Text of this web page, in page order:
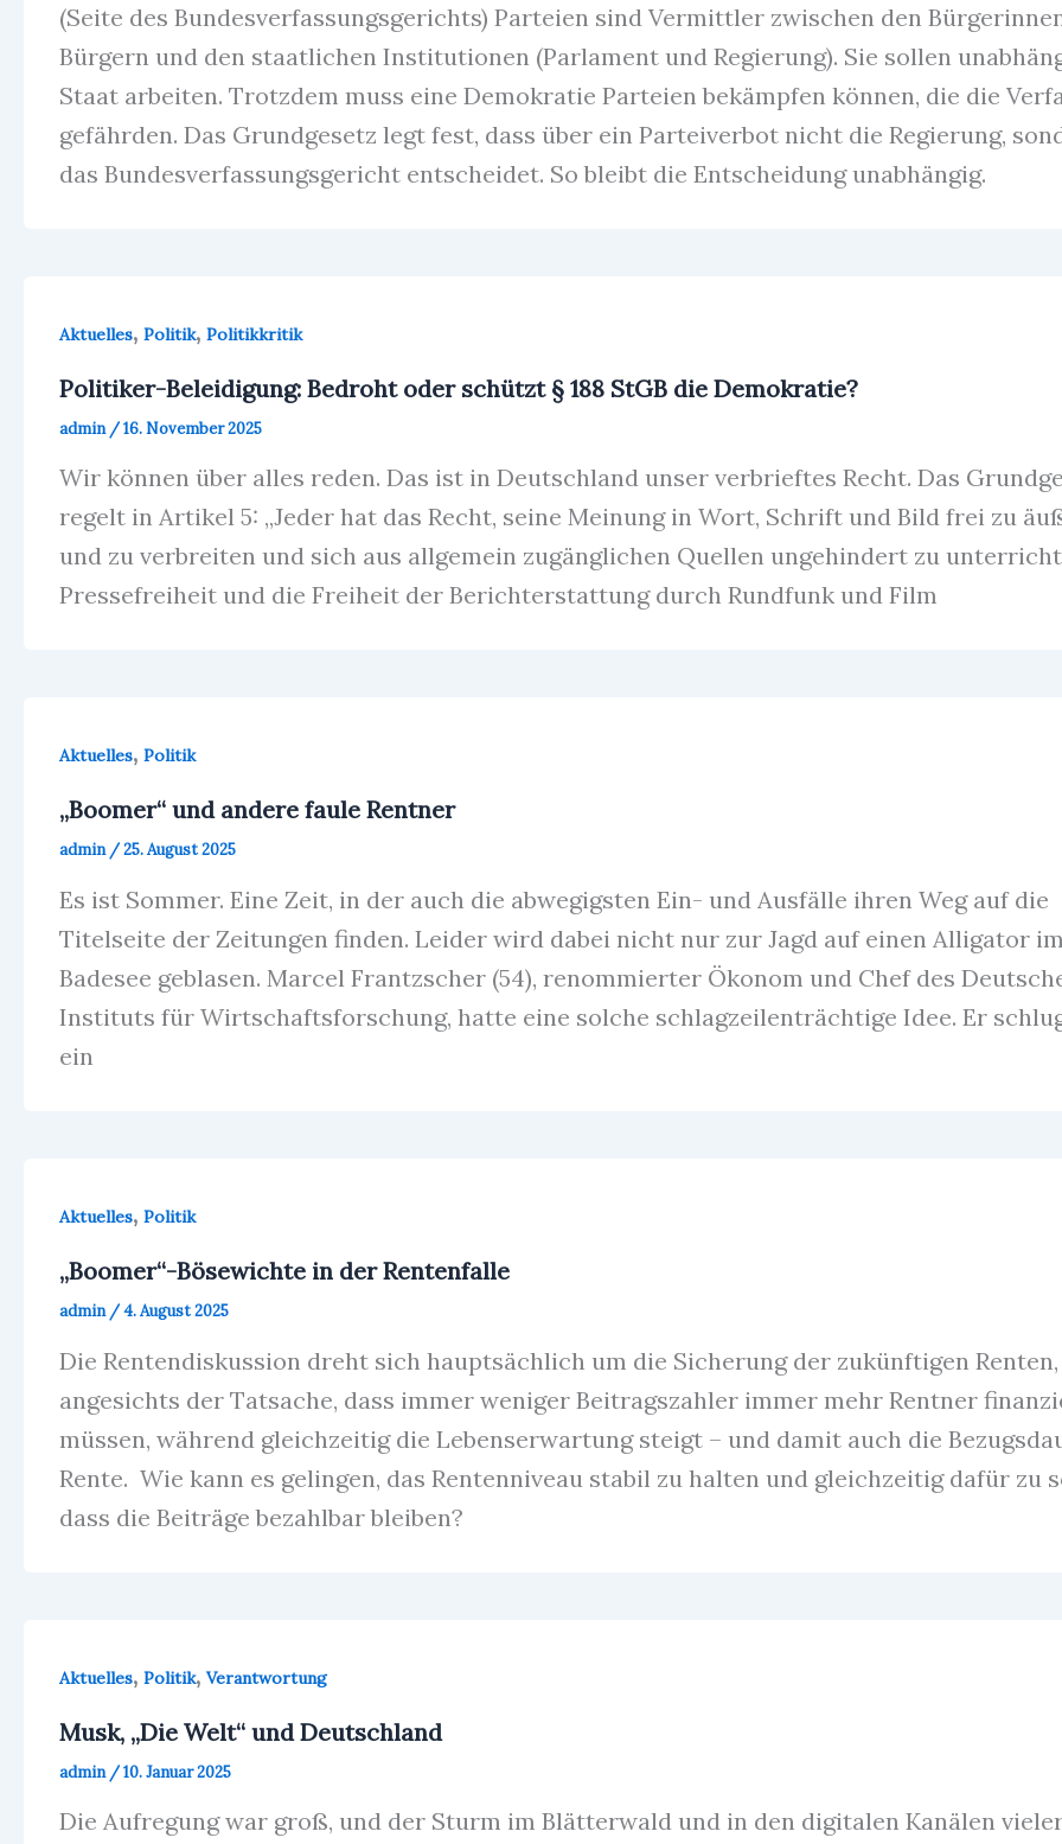
(Seite des Bundesverfassungsgerichts) Parteien sind Vermittler zwischen den
Bürgern und den staatlichen Institutionen (Parlament und Regierung). Sie sollen
Staat arbeiten. Trotzdem muss eine Demokratie Parteien bekämpfen können, die die
gefährden. Das Grundgesetz legt fest, dass über ein Parteiverbot nicht die Regierung,
das Bundesverfassungsgericht entscheidet. So bleibt die Entscheidung unabhängig.
Aktuelles, Politik, Politikkritik
Politiker-Beleidigung: Bedroht oder schützt § 188 StGB die Demokratie?
admin /16. November 2025
Wir können über alles reden. Das ist in Deutschland unser verbrieftes Recht. Das
regelt in Artikel 5: „Jeder hat das Recht, seine Meinung in Wort, Schrift und Bild frei zu
und zu verbreiten und sich aus allgemein zugänglichen Quellen ungehindert zu
Pressefreiheit und die Freiheit der Berichterstattung durch Rundfunk und Film
Aktuelles, Politik
„Boomer“ und andere faule Rentner
admin /25. August 2025
Es ist Sommer. Eine Zeit, in der auch die abwegigsten Ein- und Ausfälle ihren Weg auf die
Titelseite der Zeitungen finden. Leider wird dabei nicht nur zur Jagd auf einen Alligator im
Badesee geblasen. Marcel Frantzscher (54), renommierter Ökonom und Chef des
Instituts für Wirtschaftsforschung, hatte eine solche schlagzeilenträchtige Idee. Er
ein
Aktuelles, Politik
„Boomer“-Bösewichte in der Rentenfalle
admin /4. August 2025
Die Rentendiskussion dreht sich hauptsächlich um die Sicherung der zukünftigen Renten,
angesichts der Tatsache, dass immer weniger Beitragszahler immer mehr Rentner
müssen, während gleichzeitig die Lebenserwartung steigt – und damit auch die
Rente. Wie kann es gelingen, das Rentenniveau stabil zu halten und gleichzeitig dafür zu
dass die Beiträge bezahlbar bleiben?
Aktuelles, Politik, Verantwortung
Musk, „Die Welt“ und Deutschland
admin /10. Januar 2025
Die Aufregung war groß, und der Sturm im Blätterwald und in den digitalen Kanälen